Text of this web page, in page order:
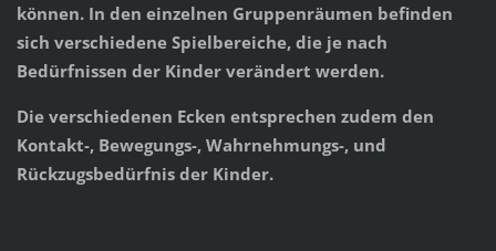
können. In den einzelnen Gruppenräumen befinden
sich verschiedene Spielbereiche, die je nach
Bedürfnissen der Kinder verändert werden.
Die verschiedenen Ecken entsprechen zudem den
Kontakt-, Bewegungs-, Wahrnehmungs-, und
Rückzugsbedürfnis der Kinder.